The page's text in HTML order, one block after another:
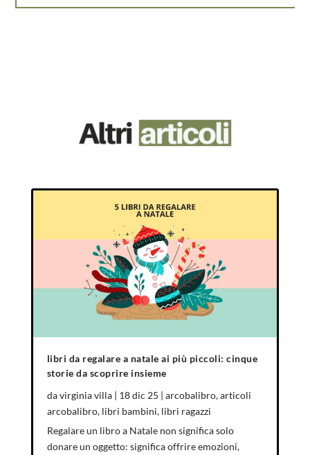
libri da regalare a natale ai più piccoli: cinque
storie da scoprire insieme
davirginia villa| 18 dic 25 | arcobalibro,articoli
arcobalibro, libri bambini, libri ragazzi
Regalare un libro a Natale non significa solo
donare un oggetto: significa offrire emozioni,